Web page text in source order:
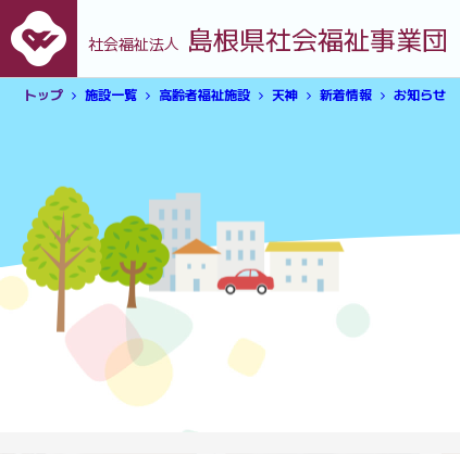
社会福祉法人 島根県社会福祉事業団
トップ 施設一覧 高齢者福祉施設 天神 新着情報 お知らせ